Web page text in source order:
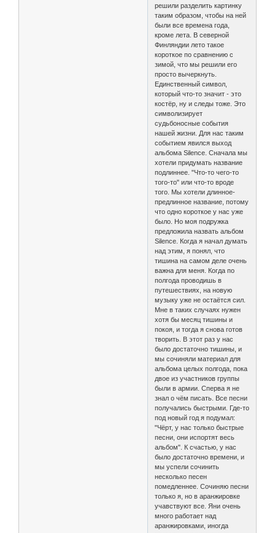
решили разделить картинку
таким образом, чтобы на ней
были все времена года,
кроме лета. В северной
Финляндии лето такое
короткое по сравнению с
зимой, что мы решили его
просто вычеркнуть.
Единственный символ,
который что-то значит - это
костёр, ну и следы тоже. Это
символизирует
судьбоносные события
нашей жизни. Для нас таким
событием явился выход
альбома Silence. Сначала мы
хотели придумать название
подлиннее. "Что-то чего-то
того-то" или что-то вроде
того. Мы хотели длинное-
предлинное название, потому
что одно короткое у нас уже
было. Но моя подружка
предложила назвать альбом
Silence. Когда я начал думать
над этим, я понял, что
тишина на самом деле очень
важна для меня. Когда по
полгода проводишь в
путешествиях, на новую
музыку уже не остаётся сил.
Мне в таких случаях нужен
хотя бы месяц тишины и
покоя, и тогда я снова готов
творить. В этот раз у нас
было достаточно тишины, и
мы сочиняли материал для
альбома целых полгода, пока
двое из участников группы
были в армии. Сперва я не
знал о чём писать. Все песни
получались быстрыми. Где-то
под новый год я подумал:
"Чёрт, у нас только быстрые
песни, они испортят весь
альбом". К счастью, у нас
было достаточно времени, и
мы успели сочинить
несколько песен
помедленнее. Cочиняю песни
только я, но в аранжировке
учавствуют все. Яни очень
много работает над
аранжировками, иногда